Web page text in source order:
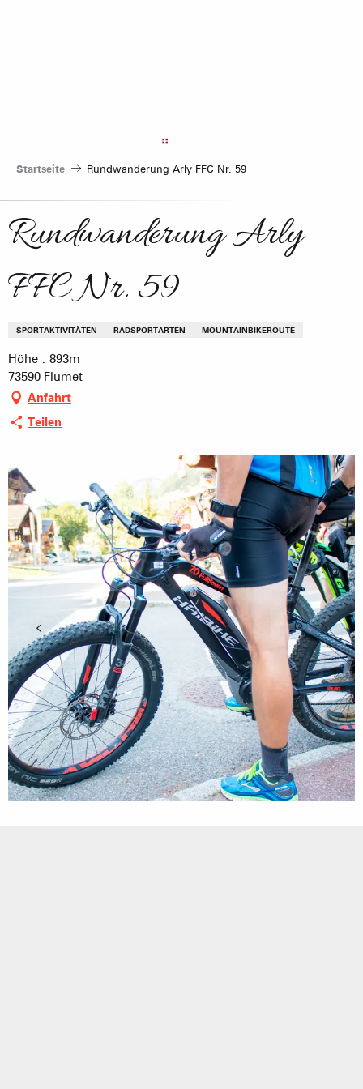
Startseite Rundwanderung Arly FFC Nr. 59
Rundwanderung Arly
FFC Nr. 59
SPORTAKTIVITÄTEN RADSPORTARTEN MOUNTAINBIKEROUTE
Höhe : 893m
73590 Flumet
Anfahrt
Teilen